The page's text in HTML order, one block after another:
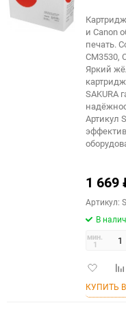
и Canon
печать.
CM3530,
Яркий
SAKURA
Артикул
1 669
Артикул:
В
мин.
1
Добавить
КУПИТЬ